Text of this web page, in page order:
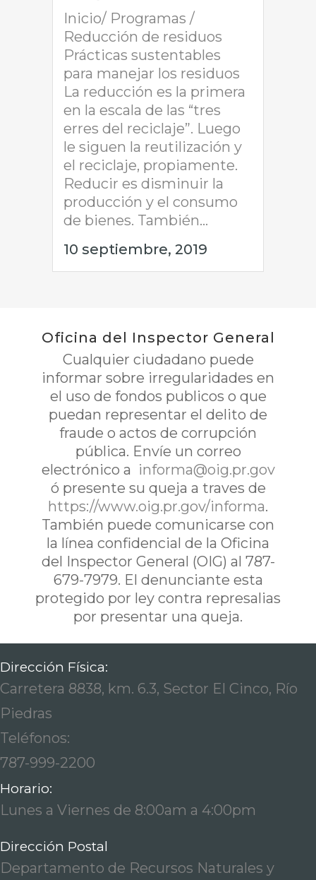
Inicio/ Programas /
Reducción de residuos
Prácticas sustentables
para manejar los residuos
La reducción es la primera
en la escala de las “tres
erres del reciclaje”. Luego
le siguen la reutilización y
el reciclaje, propiamente.
Reducir es disminuir la
producción y el consumo
de bienes. También...
10 septiembre, 2019
Oficina del Inspector General
Cualquier ciudadano puede
informar sobre irregularidades en
el uso de fondos publicos o que
puedan representar el delito de
fraude o actos de corrupción
pública. Envíe un correo
electrónico a informa@oig.pr.gov
ó presente su queja a traves de
https://www.oig.pr.gov/informa.
También puede comunicarse con
la línea confidencial de la Oficina
del Inspector General (OIG) al 787-
679-7979. El denunciante esta
protegido por ley contra represalias
por presentar una queja.
Dirección Física:
Carretera 8838, km. 6.3, Sector El Cinco, Río
Piedras
Teléfonos:
787-999-2200
Horario:
Lunes a Viernes de 8:00am a 4:00pm
Dirección Postal
Departamento de Recursos Naturales y